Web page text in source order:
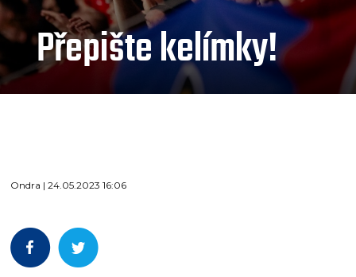
Přepište kelímky!
Ondra | 24.05.2023 16:06